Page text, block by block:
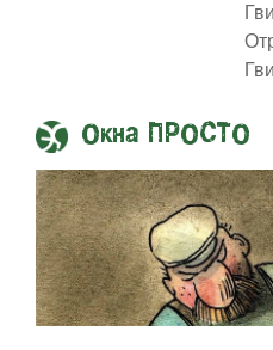
Окна ПРОСТО